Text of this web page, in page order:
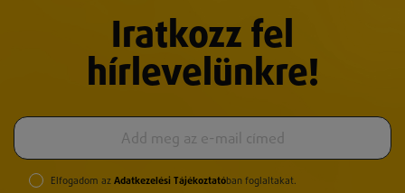
Iratkozz fel
hírlevelünkre!
Elfogadom az Adatkezelési Tájékoztatóban foglaltakat.